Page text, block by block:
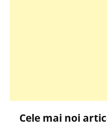
Cele mai noi